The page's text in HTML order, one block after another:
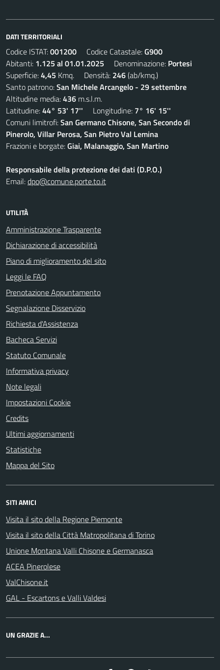
DATI TERRITORIALI
Codice ISTAT:001200 Codice Catastale:G900
Abitanti: 1.125 al 01.01.2025 Denominazione: Portesi
Superficie:4,45 Kmq. Densità: 246(ab/kmq.)
Santo patrono:San Michele Arcangelo - 29 settembre
Altitudine media:436 m.s.l.m.
Latitudine:44° 53' 17'' Longitudine: 7° 16' 15''
Comuni limitrofi:San Germano Chisone, San Secondo di
Pinerolo, Villar Perosa, San Pietro Val Lemina
Frazioni e borgate:Giai, Malanaggio, San Martino
Responsabile della protezione dei dati (D.P.O.)
Email:dpo@comune.porte.to.it
UTILITÀ
Amministrazione Trasparente
Dichiarazione di accessibilità
Piano di miglioramento del sito
Leggi le FAQ
Prenotazione Appuntamento
Segnalazione Disservizio
Richiesta d'Assistenza
Bacheca Servizi
Statuto Comunale
Informativa privacy
Note legali
Impostazioni Cookie
Credits
Ultimi aggiornamenti
Statistiche
Mappa del Sito
SITI AMICI
Visita il sito della Regione Piemonte
Visita il sito della Città Matropolitana di Torino
Unione Montana Valli Chisone e Germanasca
ACEA Pinerolese
ValChisone.it
GAL - Escartons e Valli Valdesi
UN GRAZIE A...